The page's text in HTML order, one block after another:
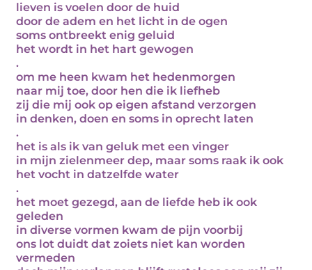
lieven is voelen door de huid
door de adem en het licht in de ogen
soms ontbreekt enig geluid
het wordt in het hart gewogen
.
om me heen kwam het hedenmorgen
naar mij toe, door hen die ik liefheb
zij die mij ook op eigen afstand verzorgen
in denken, doen en soms in oprecht laten
.
het is als ik van geluk met een vinger
in mijn zielenmeer dep, maar soms raak ik ook
het vocht in datzelfde water
.
het moet gezegd, aan de liefde heb ik ook
geleden
in diverse vormen kwam de pijn voorbij
ons lot duidt dat zoiets niet kan worden
vermeden